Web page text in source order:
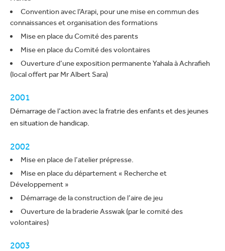
Convention avec l’Arapi, pour une mise en commun des
connaissances et organisation des formations
Mise en place du Comité des parents
Mise en place du Comité des volontaires
Ouverture d’une exposition permanente Yahala à Achrafieh
(local offert par Mr Albert Sara)
2001
Démarrage de l’action avec la fratrie des enfants et des jeunes
en situation de handicap.
2002
Mise en place de l’atelier prépresse.
Mise en place du département « Recherche et
Développement »
Démarrage de la construction de l’aire de jeu
Ouverture de la braderie Asswak (par le comité des
volontaires)
2003